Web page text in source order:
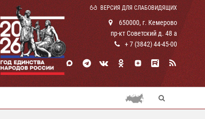
ВЕРСИЯ ДЛЯ СЛАБОВИДЯЩИХ
650000, г. Кемерово
пр-кт Советский д. 48 а
+ 7 (3842) 44-45-00